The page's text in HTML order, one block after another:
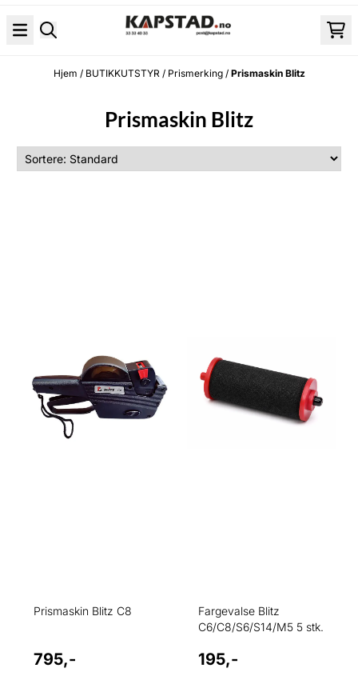
Hjem / BUTIKKUTSTYR / Prismerking / Prismaskin Blitz
Prismaskin Blitz
Prismaskin Blitz C8
795,-
Fargevalse Blitz
C6/C8/S6/S14/M5 5 stk.
195,-